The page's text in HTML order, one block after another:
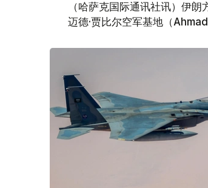
（哈萨克国际通讯社讯）伊
迈德·贾比尔空军基地（